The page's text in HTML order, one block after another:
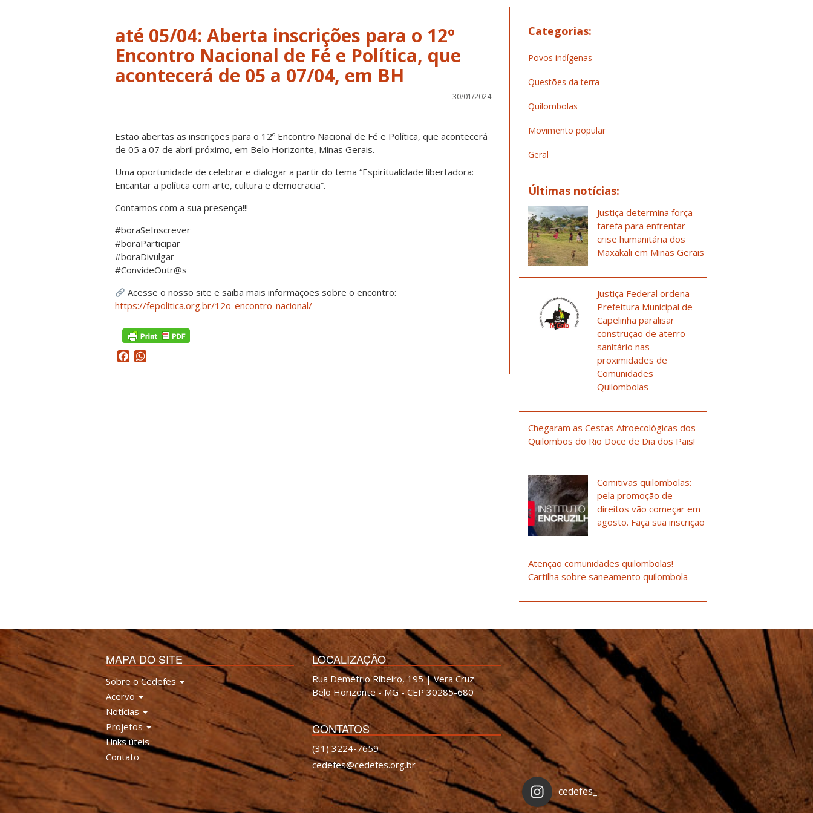
até 05/04: Aberta inscrições para o 12º
Encontro Nacional de Fé e Política, que
acontecerá de 05 a 07/04, em BH
30/01/2024
Estão abertas as inscrições para o 12º Encontro Nacional de Fé e Política, que acontecerá
de 05 a 07 de abril próximo, em Belo Horizonte, Minas Gerais.
Uma oportunidade de celebrar e dialogar a partir do tema “Espiritualidade libertadora:
Encantar a política com arte, cultura e democracia”.
Contamos com a sua presença!!!
#boraSeInscrever
#boraParticipar
#boraDivulgar
#ConvideOutr@s
Acesse o nosso site e saiba mais informações sobre o encontro:
https://fepolitica.org.br/12o-encontro-nacional/
Facebook
Categorias:
Povos indígenas
Questões da terra
Quilombolas
Movimento popular
Geral
Últimas notícias:
Justiça determina força-
tarefa para enfrentar
crise humanitária dos
Maxakali em Minas Gerais
Justiça Federal ordena
Prefeitura Municipal de
Capelinha paralisar
construção de aterro
sanitário nas
proximidades de
Comunidades
Quilombolas
Chegaram as Cestas Afroecológicas dos
Quilombos do Rio Doce de Dia dos Pais!
Comitivas quilombolas:
pela promoção de
direitos vão começar em
agosto. Faça sua inscrição
Atenção comunidades quilombolas!
Cartilha sobre saneamento quilombola
MAPA DO SITE
Sobre o Cedefes
Acervo
Notícias
Projetos
Links úteis
Contato
LOCALIZAÇÃO
Rua Demétrio Ribeiro, 195 | Vera Cruz
Belo Horizonte - MG - CEP 30285-680
CONTATOS
(31) 3224-7659
cedefes@cedefes.org.br
cedefes_